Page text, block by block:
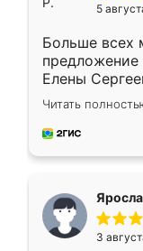
5
Больше всех
предложение
Елены
короткие
для замера
предложил
Читать
3